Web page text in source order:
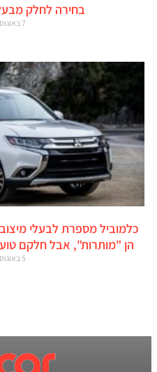
בחירה לחלק
7 באוגוסט 2026
כלמוביל מספרת לבעלי
הן "מותרות", אבל חלקם
5 באוגוסט 2026